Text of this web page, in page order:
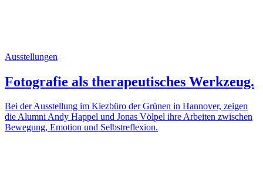
Ausstellungen
Fotografie als therapeutisches Werkzeug.
Bei der Ausstellung im Kiezbüro der Grünen in Hannover, zeigen
die Alumni Andy Happel und Jonas Völpel ihre Arbeiten zwischen
Bewegung, Emotion und Selbstreflexion.